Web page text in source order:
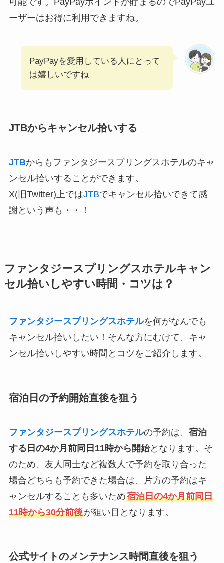
ーザーはお得に利用できますね。
PayPayを愛用している人にとって
は嬉しいですね
JTBからキャンセル拾いする
JTBからもファンタジースプリングスホテルのキャ
ンセル拾いすることができます。
X(旧Twitter)上ではJTBでキャンセル拾いできて感
謝という声も・・！
ファンタジースプリングスホテルキャン
セル拾いしやすい時間・コツは？
ファンタジースプリングスホテルを何がなんでも
キャンセル拾いしたい！そんな方にむけて、キャ
ンセル拾いしやすい時間とコツをご紹介します。
宿泊日の予約開始直後を狙う
ファンタジースプリングスホテルの予約は、 宿泊
する日の4か月前同日11時から開始となります。そ
のため、友人同士など複数人で予約を取り合った
場合どちらも予約できた場合は、片方の予約はキ
ャンセルすることも多いため宿泊日の4か月前同日
11時から30分前後が狙い目となります。
公式サイトのメンテナンス時間直後を狙う